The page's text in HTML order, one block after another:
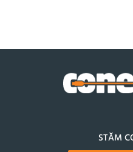
STĂM